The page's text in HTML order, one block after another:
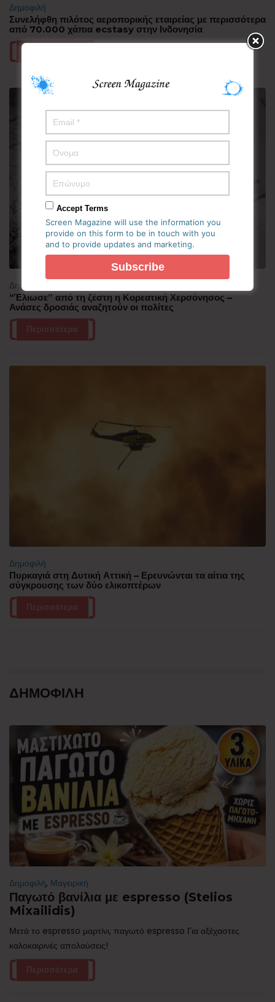
Δημοφιλή
Συνελήφθη πιλότος αεροπορικής εταιρείας με περισσότερα
από 70.000 χάπια ecstasy στην Ινδονησία
Δημοφιλή
“Έλιωσε” από τη ζέστη η Κορεατική Χερσόνησος –
Ανάσες δροσιάς αναζητούν οι πολίτες
Περισσότερα
Δημοφιλή
Πυρκαγιά στη Δυτική Αττική – Ερευνώνται τα αίτια της
σύγκρουσης των δύο ελικοπτέρων
Περισσότερα
ΔΗΜΟΦΙΛΗ
Δημοφιλή, Μαγειρική
Παγωτό βανίλια με espresso (Stelios
Mixailidis)
Μετά το espresso μαρτίνι, παγωτό espresso Για αξέχαστες
καλοκαιρινές απολαύσεις!
Περισσότερα
Accept Terms
Screen Magazine will use the information you
provide on this form to be in touch with you
and to provide updates and marketing.